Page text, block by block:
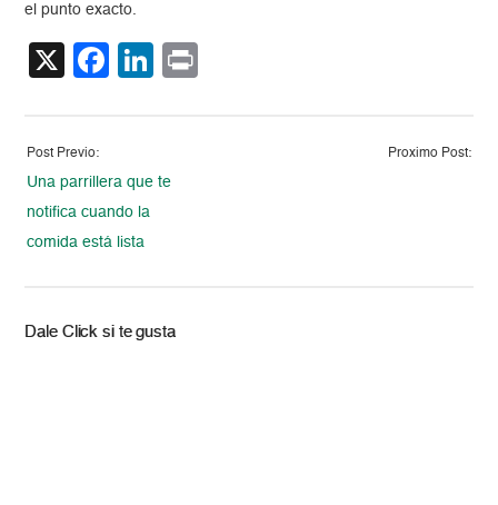
el punto exacto.
X Facebook
LinkedIn
Post Previo:
Una parrillera que te
notifica cuando la
comida está lista
Proximo Post:
Dale Click si te gusta